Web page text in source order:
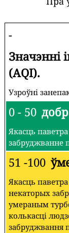
-
Значэнні
(AQI).
Узроўні
0 - 50
Якасць
забруджванне
51 -100
Якасць
некаторых
умераным
колькасці
забруджвання